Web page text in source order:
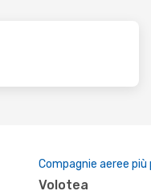
Compagnie aeree più
Volotea